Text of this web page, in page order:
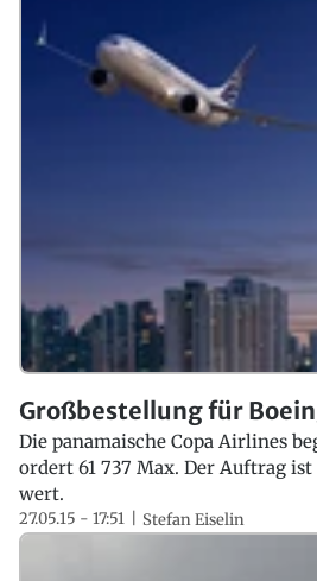
Großbestellung für
Die panamaische Copa Airlines
ordert 61 737 Max. Der Auftrag
wert.
27.05.15 - 17:51 Stefan Eiselin